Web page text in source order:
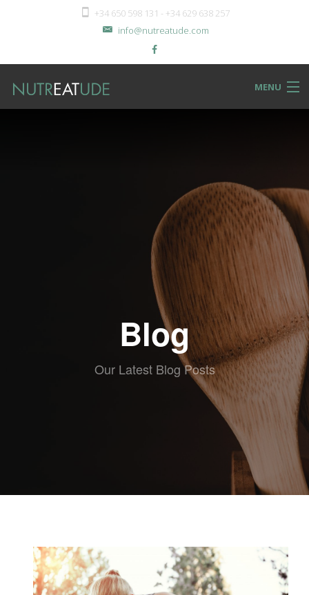
+34 650 598 131 - +34 629 638 257
info@nutreatude.com
MENU
Back
RECIPeatS
RECETAS
ESCRITAS
VIDEO
RECETAS
KIDS
Blog
Our Latest Blog Posts